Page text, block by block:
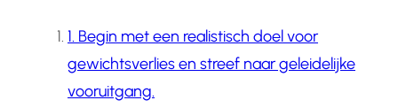
1. Begin met een realistisch doel voor
gewichtsverlies en streef naar geleidelijke
vooruitgang.